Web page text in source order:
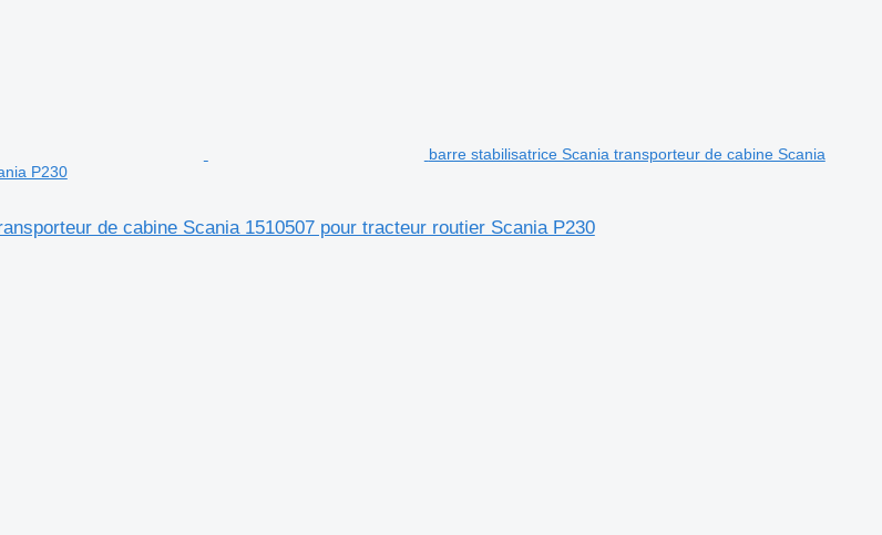
barre stabilisatrice Scania transporteur de cabine Scania
P230
de cabine Scania 1510507 pour tracteur routier Scania P230